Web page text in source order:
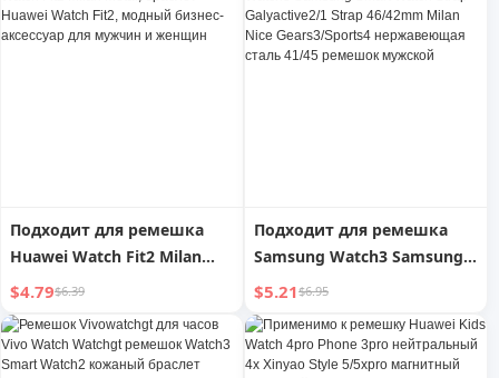
часов Huawei Watch Fit
Ремешок Элегантный
Milan Steel Metal Watch
Band
Подходит для ремешка
Huawei Watch Fit2 Milan
Metal, браслет Huawei
Watch Fit2, модный
бизнес-аксессуар для
мужчин и женщин
$4.79$6.39
Подходит для ремешка
Samsung Watch3 Samsung
Smart Watch Strap
Galyactive2/1 Strap
46/42mm Milan Nice
Gears3/Sports4
$5.21$6.95